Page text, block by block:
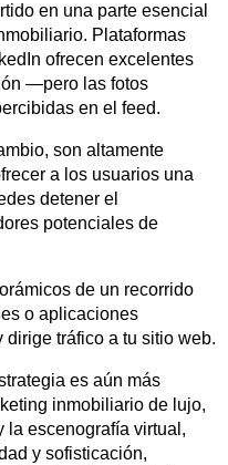
en una parte esencial
Plataformas
ofrecen excelentes
—pero las fotos
en el feed.
son altamente
a los usuarios una
detener el
potenciales de
de un recorrido
o aplicaciones
tráfico a tu sitio web.
es aún más
inmobiliario de lujo,
la escenografía virtual,
y sofisticación,